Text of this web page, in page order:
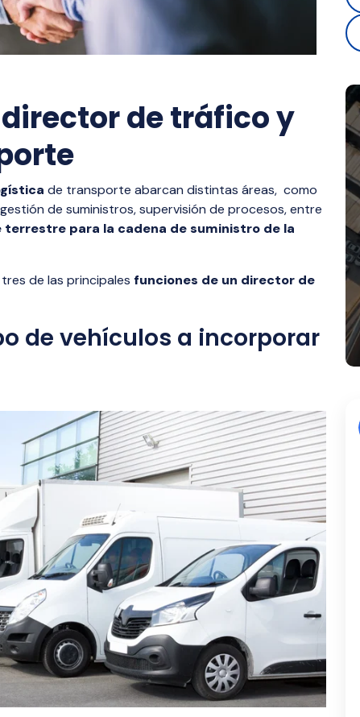
de tráfico y
de transporte abarcan distintas áreas, como
de suministros, supervisión de procesos, entre
para la cadena de suministro de la
de las principales funciones de un director de
de vehículos a incorporar